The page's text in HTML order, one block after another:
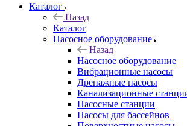
Каталог
Назад
Каталог
Насосное оборудование
Назад
Насосное оборудование
Вибрационные насосы
Дренажные насосы
Канализационные
Насосные станции
Насосы для бассейнов